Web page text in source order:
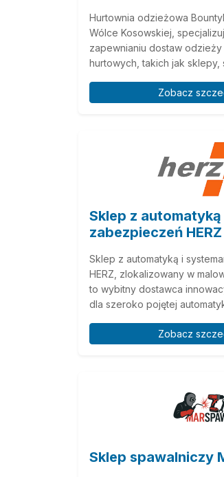
Hurtownia odzieżowa
Wólce Kosowskiej,
zapewnianiu dostaw
hurtowych, takich jak sklepy,
Zobacz
Sklep z
zabezpieczeń HERZ
Sklep z automatyką i
HERZ, zlokalizowany w
to wybitny dostawca
dla szeroko pojętej
Zobacz
Sklep spawalniczy